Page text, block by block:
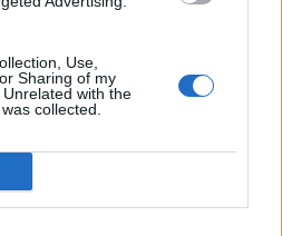
Use,
Sharing of my
with the
collected.
přátelé